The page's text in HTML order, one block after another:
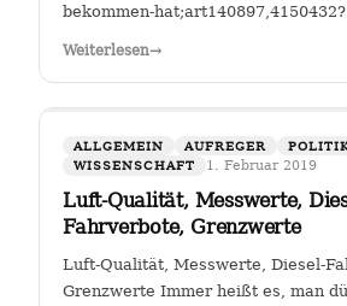
bekommen-hat;art140897,4150432?
Weiterlesen→
ALLGEMEIN AUFREGER
WISSENSCHAFT
1. Februar 2019
Luft-Qualität, Messwerte,
Fahrverbote, Grenzwerte
Luft-Qualität, Messwerte, Diesel-
Grenzwerte Immer heißt es, man